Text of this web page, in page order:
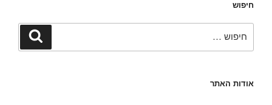
חיפוש
חיפוש
אודות האתר